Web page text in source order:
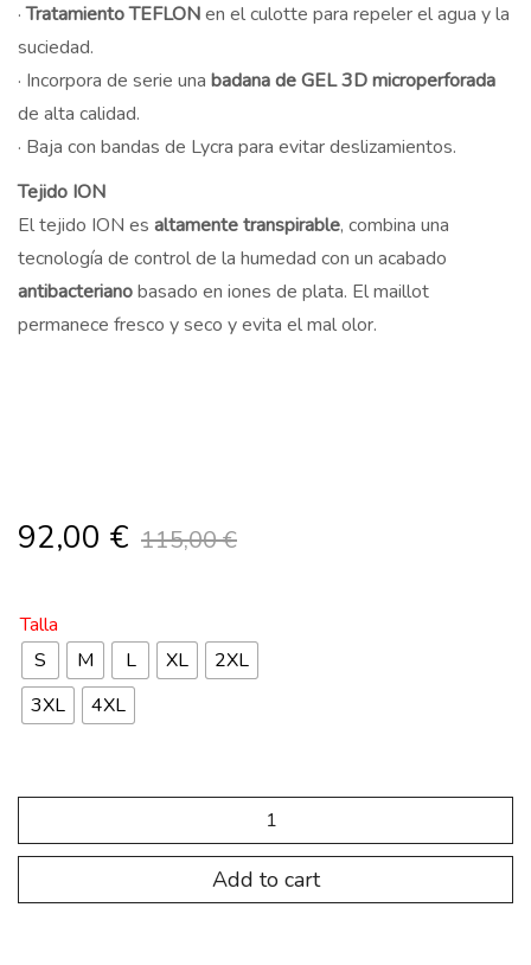
·Tratamiento TEFLONen el culotte para repeler el agua y la
suciedad.
· Incorpora de serie una badana de GEL 3D microperforada
de alta calidad.
· Baja con bandas de Lycra para evitar deslizamientos.
Tejido ION
El tejido ION es altamente transpirable, combina una
tecnología de control de la humedad con un acabado
antibacterianobasado en iones de plata. El maillot
permanece fresco y seco y evita el mal olor.
115,00€
92,00 €
Talla
S
M L XL
2XL
3XL
4XL
CREW
Add to cart